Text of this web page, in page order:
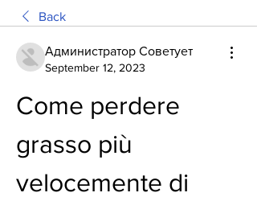
Back
Администратор Советует
September 12, 2023
Come perdere
grasso più
velocemente di